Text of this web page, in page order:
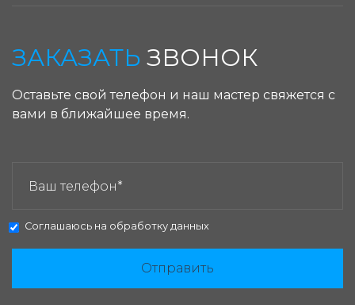
ЗАКАЗАТЬ ЗВОНОК
Оставьте свой телефон и наш мастер свяжется с
вами в ближайшее время.
Соглашаюсь на обработку данных
Отправить